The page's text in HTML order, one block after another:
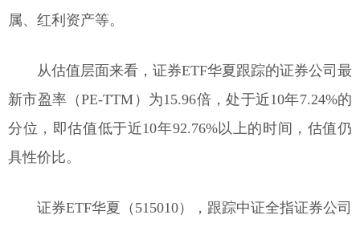
属、红利资产等。
从估值层面来看，证券ETF华夏跟踪的证券公司最
新市盈率（PE-TTM）为15.96倍，处于近10年7.24%的
分位，即估值低于近10年92.76%以上的时间，估值仍
具性价比。
证券ETF华夏（515010），跟踪中证全指证券公司